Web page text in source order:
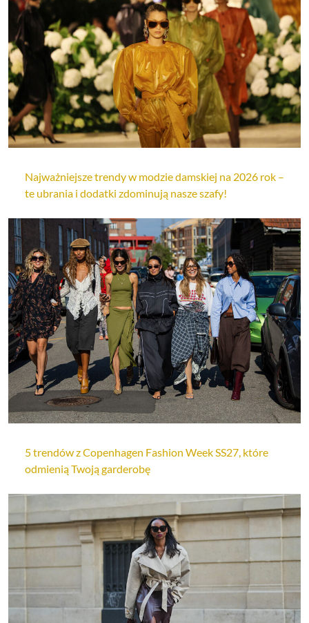
Najważniejsze trendy w modzie damskiej na 2026 rok –
te ubrania i dodatki zdominują nasze szafy!
5 trendów z Copenhagen Fashion Week SS27, które
odmienią Twoją garderobę